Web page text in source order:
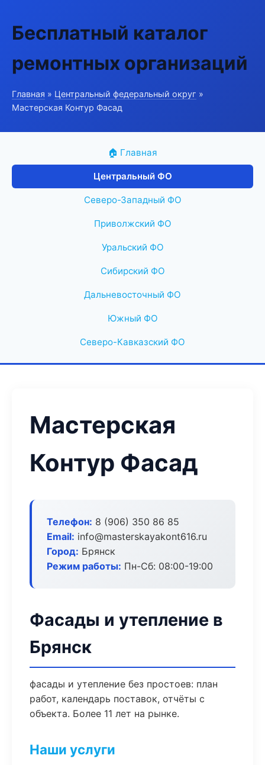
Бесплатный каталог
ремонтных организаций
Главная » Центральный федеральный округ »
Мастерская Контур Фасад
🏠 Главная
Центральный ФО
Северо-Западный ФО
Приволжский ФО
Уральский ФО
Сибирский ФО
Дальневосточный ФО
Южный ФО
Северо-Кавказский ФО
Мастерская
Контур Фасад
Телефон: 8 (906) 350 86 85
Email: info@masterskayakont616.ru
Город: Брянск
Режим работы: Пн-Сб: 08:00-19:00
Фасады и утепление в
Брянск
фасады и утепление без простоев: план
работ, календарь поставок, отчёты с
объекта. Более 11 лет на рынке.
Наши услуги